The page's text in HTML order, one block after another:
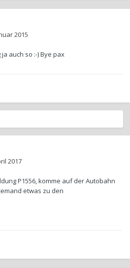
2015
auch so :-) Bye pax
2017
P1556, komme auf der Autobahn
etwas zu den